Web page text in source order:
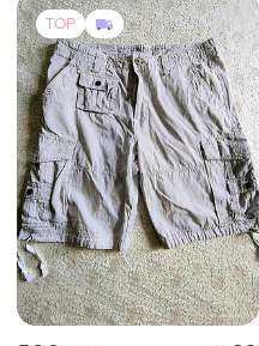
500 грн 10
Diesel
Diesel cargo шорти чоловічі
xl світло-сірі в смужку
оригінал
52 і ще 1